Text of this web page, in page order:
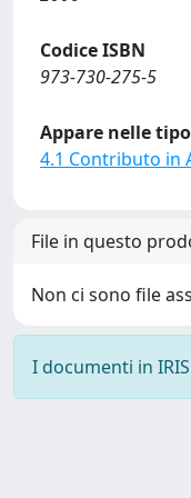
Codice ISBN
973-730-275-5
Appare nelle
4.1 Contributo in
File in questo
Non ci sono file
I documenti in